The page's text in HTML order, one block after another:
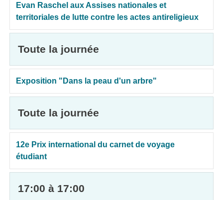
Evan Raschel aux Assises nationales et
territoriales de lutte contre les actes antireligieux
Toute la journée
Exposition "Dans la peau d'un arbre"
Toute la journée
12e Prix international du carnet de voyage
étudiant
17:00 à 17:00